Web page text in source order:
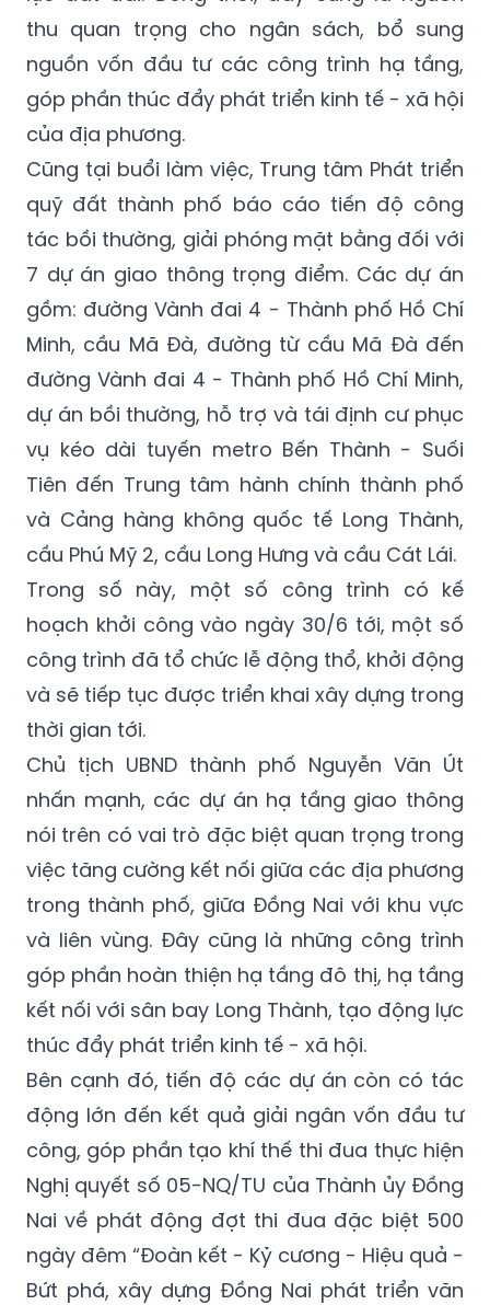
thu quan trọng cho ngân sách, bổ sung
nguồn vốn đầu tư các công trình hạ tầng,
góp phần thúc đẩy phát triển kinh tế - xã hội
của địa phương.
Cũng tại buổi làm việc, Trung tâm Phát triển
quỹ đất thành phố báo cáo tiến độ công
tác bồi thường, giải phóng mặt bằng đối với
7 dự án giao thông trọng điểm. Các dự án
gồm: đường Vành đai 4 - Thành phố Hồ Chí
Minh, cầu Mã Đà, đường từ cầu Mã Đà đến
đường Vành đai 4 - Thành phố Hồ Chí Minh,
dự án bồi thường, hỗ trợ và tái định cư phục
vụ kéo dài tuyến metro Bến Thành - Suối
Tiên đến Trung tâm hành chính thành phố
và Cảng hàng không quốc tế Long Thành,
cầu Phú Mỹ 2, cầu Long Hưng và cầu Cát Lái.
Trong số này, một số công trình có kế
hoạch khởi công vào ngày 30/6 tới, một số
công trình đã tổ chức lễ động thổ, khởi động
và sẽ tiếp tục được triển khai xây dựng trong
thời gian tới.
Chủ tịch UBND thành phố Nguyễn Văn Út
nhấn mạnh, các dự án hạ tầng giao thông
nói trên có vai trò đặc biệt quan trọng trong
việc tăng cường kết nối giữa các địa phương
trong thành phố, giữa Đồng Nai với khu vực
và liên vùng. Đây cũng là những công trình
góp phần hoàn thiện hạ tầng đô thị, hạ tầng
kết nối với sân bay Long Thành, tạo động lực
thúc đẩy phát triển kinh tế - xã hội.
Bên cạnh đó, tiến độ các dự án còn có tác
động lớn đến kết quả giải ngân vốn đầu tư
công, góp phần tạo khí thế thi đua thực hiện
Nghị quyết số 05-NQ/TU của Thành ủy Đồng
Nai về phát động đợt thi đua đặc biệt 500
ngày đêm “Đoàn kết - Kỷ cương - Hiệu quả -
Bứt phá, xây dựng Đồng Nai phát triển văn